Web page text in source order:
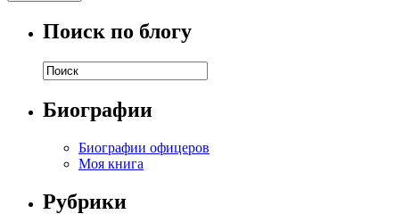
Поиск по блогу
Биографии
Биографии офицеров
Моя книга
Рубрики